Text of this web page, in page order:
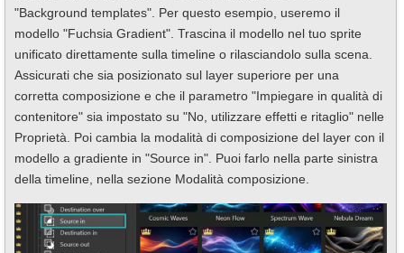
"Background templates". Per questo esempio, useremo il
modello "Fuchsia Gradient". Trascina il modello nel tuo sprite
unificato direttamente sulla timeline o rilasciandolo sulla scena.
Assicurati che sia posizionato sul layer superiore per una
corretta composizione e che il parametro "Impiegare in qualità di
contenitore" sia impostato su "No, utilizzare effetti e ritaglio" nelle
Proprietà. Poi cambia la modalità di composizione del layer con il
modello a gradiente in "Source in". Puoi farlo nella parte sinistra
della timeline, nella sezione Modalità composizione.